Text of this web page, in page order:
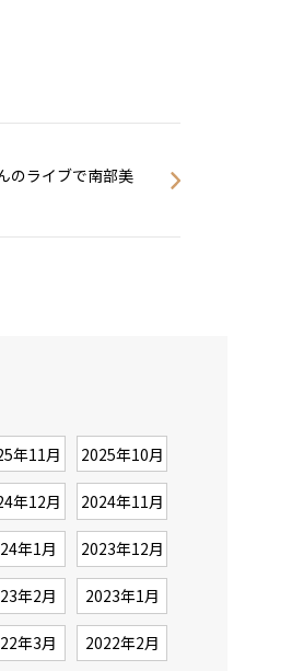
のライブで南部美
年11月 2025年10月
年12月 2024年11月
年1月 2023年12月
年2月 2023年1月
年3月 2022年2月